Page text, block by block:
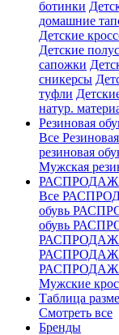
ботинки
домашние
Детские
Детские
сапожки
сникерсы
туфли
натур.
Резиновая
Все
резиновая
Мужская
Все
обувь
обувь
РАСПРОДАЖА
РАСПРОДАЖА
РАСПРОДАЖА
Мужские
Таблица
Смотреть все
Бренды